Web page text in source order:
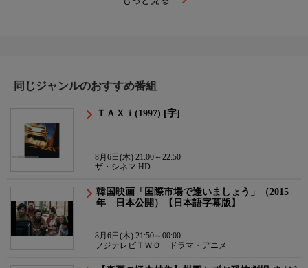
同じジャンルのおすすめ番組
ＴＡＸｉ(1997) [字]
8月6日(木) 21:00～22:50
ザ・シネマ HD
韓国映画「国際市場で逢いましょう」（2015
年 日本公開）【日本語字幕版】
8月6日(木) 21:50～00:00
フジテレビＴＷＯ ドラマ・アニメ